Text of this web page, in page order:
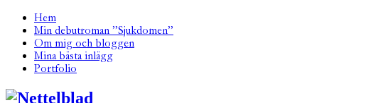
Hem
Min debutroman ”Sjukdomen”
Om mig och bloggen
Mina bästa inlägg
Portfolio